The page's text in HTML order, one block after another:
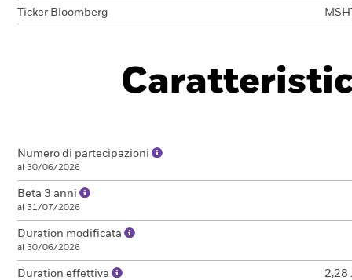
Ticker Bloomberg
Numero di partecipazioni
al 30/06/2026
Beta 3 anni
al 31/07/2026
Duration modificata
al 30/06/2026
Duration effettiva 2,28